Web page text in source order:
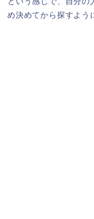
め決めてから探すよう